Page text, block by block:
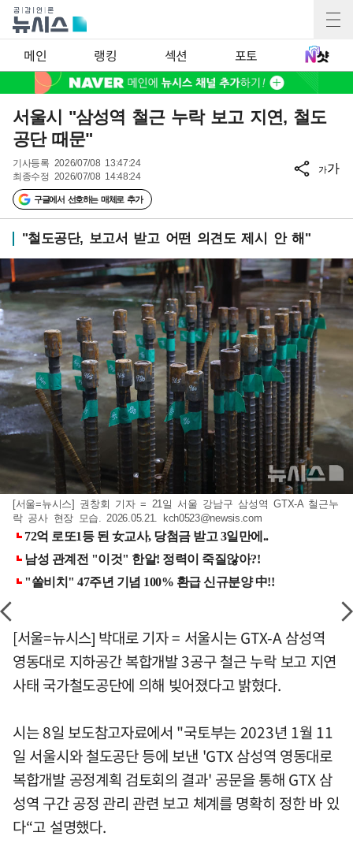
메인 랭킹 섹션 포토
서울시 "삼성역 철근 누락 보고 지연, 철도
공단 때문"
기사등록 2026/07/08 13:47:24
최종수정 2026/07/08 14:48:24
구글에서 선호하는 매체로 추가
가가
"철도공단, 보고서 받고 어떤 의견도 제시 안 해"
[서울=뉴시스] 권창회 기자 = 21일 서울 강남구 삼성역 GTX-A 철근누
락 공사 현장 모습. 2026.05.21. kch0523@newsis.com
[서울=뉴시스] 박대로 기자 = 서울시는 GTX-A 삼성역
영동대로 지하공간 복합개발 3공구 철근 누락 보고 지연
사태 국가철도공단에 의해 빚어졌다고 밝혔다.
시는 8일 보도참고자료에서 "국토부는 2023년 1월 11
일 서울시와 철도공단 등에 보낸 'GTX 삼성역 영동대로
복합개발 공정계획 검토회의 결과' 공문을 통해 GTX 삼
성역 구간 공정 관리 관련 보고 체계를 명확히 정한 바 있
다“고 설명했다.